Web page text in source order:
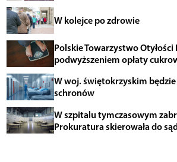
W kolejce po zdrowie
Polskie Towarzystwo Otyłości
podwyższeniem opłaty
W woj. świętokrzyskim
schronów
W szpitalu tymczasowym
Prokuratura skierowała do